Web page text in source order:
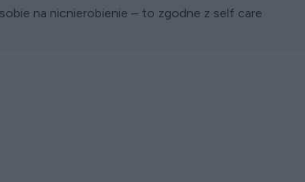
na nicnierobienie – to zgodne z self care